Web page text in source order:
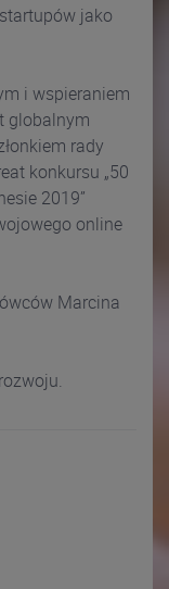
jako
i wspieraniem
globalnym
rady
konkursu „50
2019”
online
Marcina